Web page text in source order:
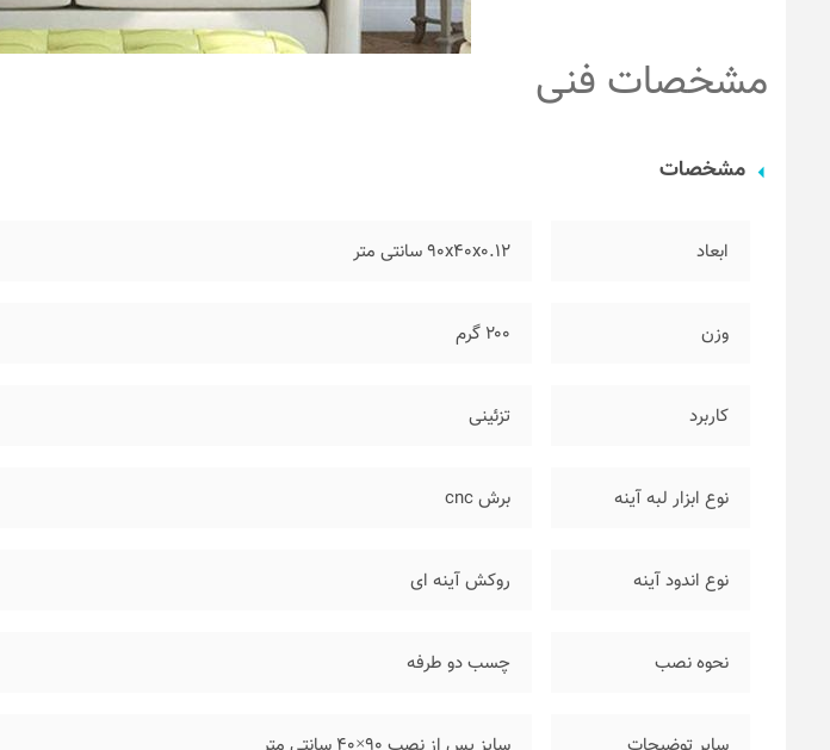
مشخصات فنی
مشخصات
ابعاد ۹۰x40x0.12 سانتی متر
وزن ۲۰۰ گرم
کاربرد تزئینی
نوع ابزار لبه آینه برش cnc
نوع اندود آینه روکش آینه ای
نحوه نصب چسب دو طرفه